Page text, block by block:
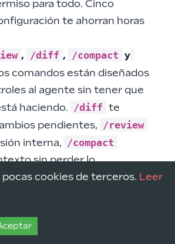
cookies de terceros. Leer
para todo. Cinco
te ahorran horas
, /diff , /compact y
comandos están diseñados
al agente sin tener que
haciendo. /diff te
pendientes, /review
interna, /compact
sin perder lo
te muestra cuánto te
repiten en blogs serios no